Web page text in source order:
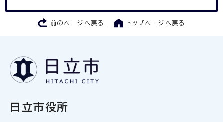
前のページへ戻る トップページへ戻る
日立市役所